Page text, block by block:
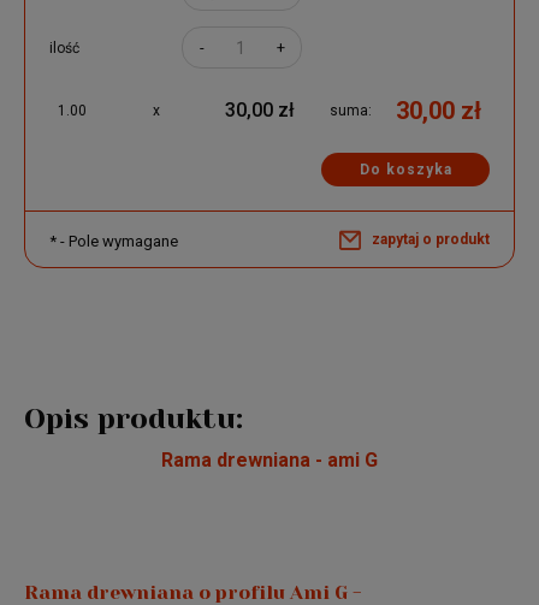
ilość - +
1.00 x 30,00 zł suma: 30,00 zł
Do koszyka
* - Pole wymagane zapytaj o produkt
Opis produktu:
Rama drewniana - ami G
Rama drewniana o profilu Ami G -